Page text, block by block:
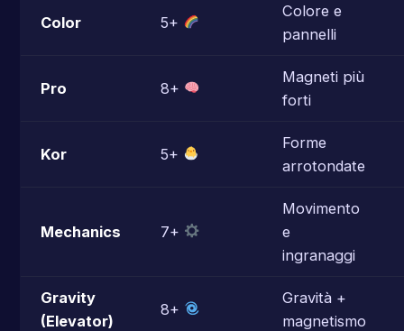
Color 5+
Colore e
pannelli
Pro 8+
Magneti più
forti
Kor 5+
Forme
arrotondate
Mechanics 7+
Movimento
e
ingranaggi
Gravity
(Elevator)
8+
Gravità +
magnetismo